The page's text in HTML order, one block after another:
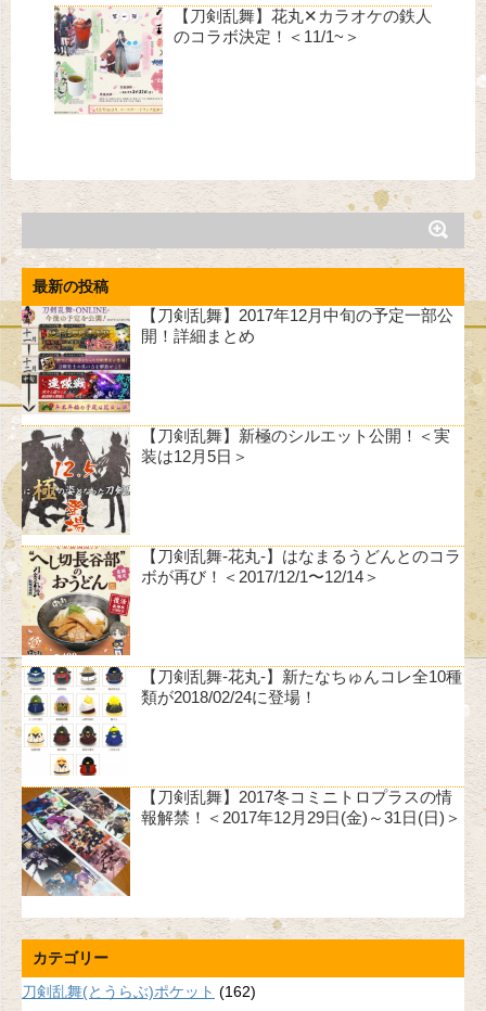
【刀剣乱舞】花丸✕カラオケの鉄人
のコラボ決定！＜11/1~＞
最新の投稿
【刀剣乱舞】2017年12月中旬の予定一部公
開！詳細まとめ
【刀剣乱舞】新極のシルエット公開！＜実
装は12月5日＞
【刀剣乱舞-花丸-】はなまるうどんとのコラ
ボが再び！＜2017/12/1〜12/14＞
【刀剣乱舞-花丸-】新たなちゅんコレ全10種
類が2018/02/24に登場！
【刀剣乱舞】2017冬コミニトロプラスの情
報解禁！＜2017年12月29日(金)～31日(日)＞
カテゴリー
刀剣乱舞(とうらぶ)ポケット (162)